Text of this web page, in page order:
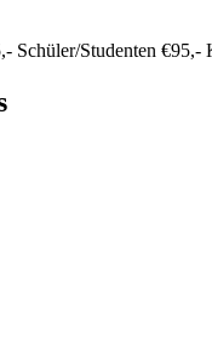
Schüler/Studenten €95,-